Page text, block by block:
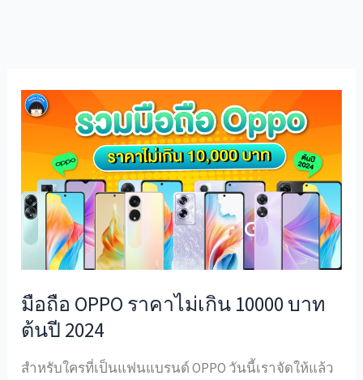
มือถือ OPPO ราคาไม่เกิน 10000 บาท
ต้นปี 2024
สำหรับใครที่เป็นแฟนแบรนด์ OPPO วันนี้เราจัดให้แล้ว
มือ
ถือ
ราคา
ไม่
เกิน
10000
ปี
2024